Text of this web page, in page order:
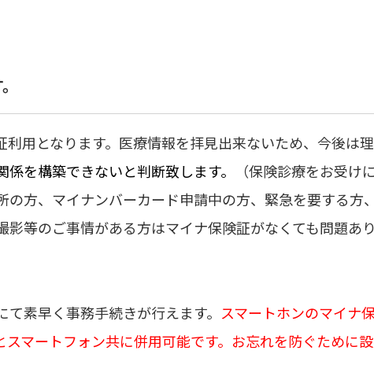
用となります。医療情報を拝見出来ないため、今後は
係を構築できないと判断致します。
（保険診療をお受け
の方、マイナンバーカード申請中の方、緊急を要する方
等のご事情がある方はマイナ保険証がなくても問題あ
素早く事務手続きが行えます。 スマートホンのマイナ
マートフォン共に併用可能です。お忘れを防ぐために